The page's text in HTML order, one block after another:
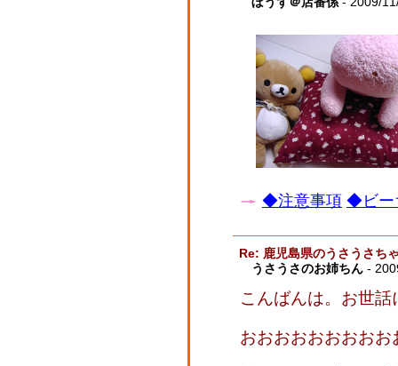
◆注意事項 ◆ビー
Re: 鹿児島県のうさうさち
うさうさのお姉ちん -
こんばんは。お世話
おおおおおおおお